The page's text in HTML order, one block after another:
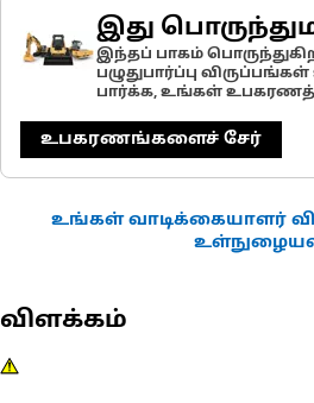
இது
இந்தப் பாகம்
பழுதுபார்ப்பு
பார்க்க, உங்கள்
உபகரணங்களைச் சேர்
உங்கள் வாடிக்கையாளர்
விளக்கம்